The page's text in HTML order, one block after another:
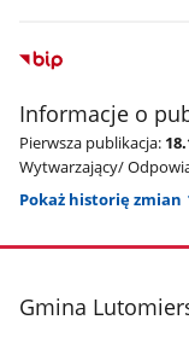
Informacje o
Pierwsza publikacja:
Wytwarzający/
Pokaż historię zmian
stopka
Gmina